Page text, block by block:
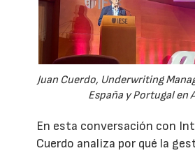
Juan Cuerdo, Underwriting
España y Portugal en
En esta conversación con
Cuerdo analiza por qué la